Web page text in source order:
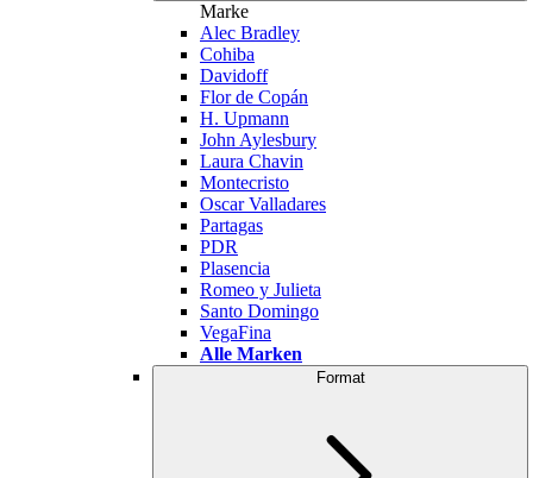
Marke
Alec Bradley
Cohiba
Davidoff
Flor de Copán
H. Upmann
John Aylesbury
Laura Chavin
Montecristo
Oscar Valladares
Partagas
PDR
Plasencia
Romeo y Julieta
Santo Domingo
VegaFina
Alle Marken
Format